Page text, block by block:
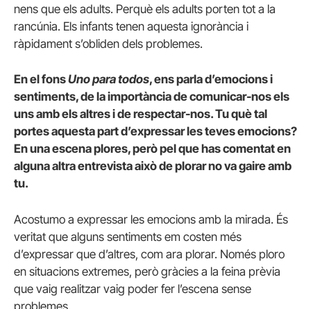
nens que els adults. Perquè els adults porten tot a la
rancúnia. Els infants tenen aquesta ignorància i
ràpidament s’obliden dels problemes.
En el fonsUno para todos, ens parla d’emocions i
sentiments, de la importància de comunicar-nos els
uns amb els altres i de respectar-nos. Tu què tal
portes aquesta part d’expressar les teves emocions?
En una escena plores, però pel que has comentat en
alguna altra entrevista això de plorar no va gaire amb
tu.
Acostumo a expressar les emocions amb la mirada. És
veritat que alguns sentiments em costen més
d’expressar que d’altres, com ara plorar. Només ploro
en situacions extremes, però gràcies a la feina prèvia
que vaig realitzar vaig poder fer l’escena sense
problemes.